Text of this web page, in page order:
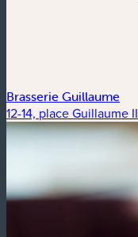
Brasserie Guillaume
12-14, place Guillaume II